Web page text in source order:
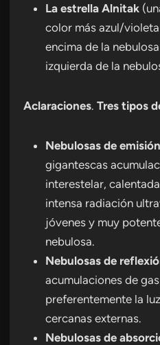
La estrella Alnitak
color más azul/
encima de la
izquierda de la
Aclaraciones. Tres tipos
Nebulosas de
gigantescas
interestelar,
intensa radiación
jóvenes y muy
nebulosa.
Nebulosas de
acumulaciones de
preferentemente la
cercanas externas.
Nebulosas de